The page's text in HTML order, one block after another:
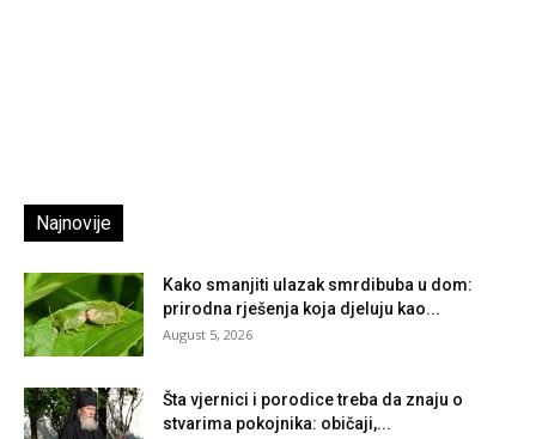
Najnovije
Kako smanjiti ulazak smrdibuba u dom:
prirodna rješenja koja djeluju kao...
August 5, 2026
Šta vjernici i porodice treba da znaju o
stvarima pokojnika: običaji,...